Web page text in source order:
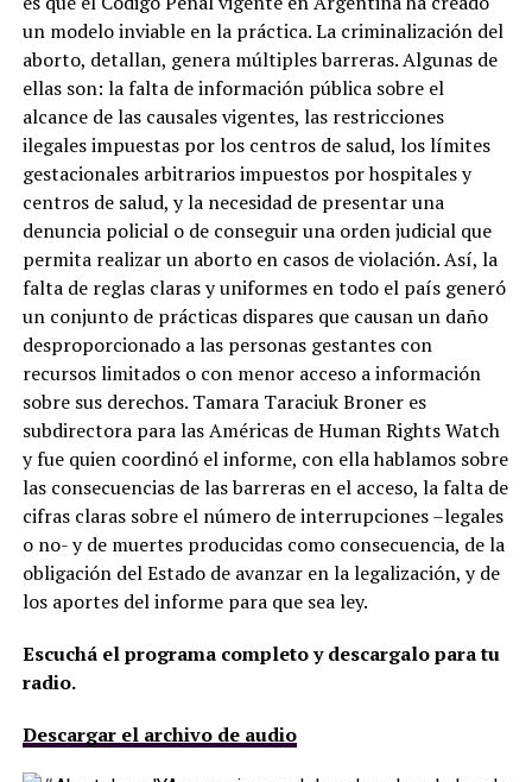
un modelo inviable en la práctica. La criminalización del
aborto, detallan, genera múltiples barreras. Algunas de
ellas son: la falta de información pública sobre el
alcance de las causales vigentes, las restricciones
ilegales impuestas por los centros de salud, los límites
gestacionales arbitrarios impuestos por hospitales y
centros de salud, y la necesidad de presentar una
denuncia policial o de conseguir una orden judicial que
permita realizar un aborto en casos de violación. Así, la
falta de reglas claras y uniformes en todo el país generó
un conjunto de prácticas dispares que causan un daño
desproporcionado a las personas gestantes con
recursos limitados o con menor acceso a información
sobre sus derechos. Tamara Taraciuk Broner es
subdirectora para las Américas de Human Rights Watch
y fue quien coordinó el informe, con ella hablamos sobre
las consecuencias de las barreras en el acceso, la falta de
cifras claras sobre el número de interrupciones –legales
o no- y de muertes producidas como consecuencia, de la
obligación del Estado de avanzar en la legalización, y de
los aportes del informe para que sea ley.
Escuchá el programa completo y descargalo para tu
radio.
Descargar el archivo de audio